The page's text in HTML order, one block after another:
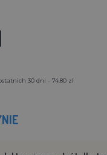
30 dni - 74.80 zl